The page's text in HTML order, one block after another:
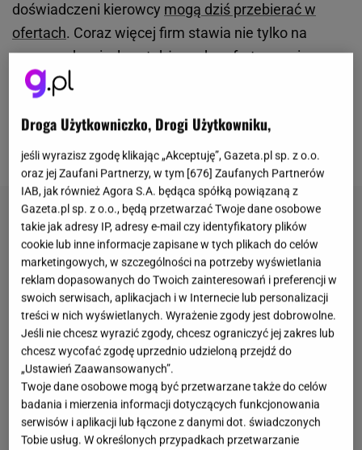
doświadczeni kierowcy mogą dziś przebierać w
ofertach. Coraz więcej firm stawia nie tylko na
wynagrodzenie, lecz także na komfort pracy i
stabilne zatrudnienie. Jedna z najnowszych ofert
może zainteresować osoby, które szukają etatu w
transporcie międzynarodowym i nie chcą spędzać
całych tygodni poza domem.
Droga Użytkowniczko, Drogi Użytkowniku,
jeśli wyrazisz zgodę klikając „Akceptuję”, Gazeta.pl sp. z o.o.
oraz jej Zaufani Partnerzy, w tym [676] Zaufanych Partnerów
IAB, jak również Agora S.A. będąca spółką powiązaną z
Gazeta.pl sp. z o.o., będą przetwarzać Twoje dane osobowe
takie jak adresy IP, adresy e-mail czy identyfikatory plików
cookie lub inne informacje zapisane w tych plikach do celów
marketingowych, w szczególności na potrzeby wyświetlania
reklam dopasowanych do Twoich zainteresowań i preferencji w
swoich serwisach, aplikacjach i w Internecie lub personalizacji
treści w nich wyświetlanych. Wyrażenie zgody jest dobrowolne.
Jeśli nie chcesz wyrazić zgody, chcesz ograniczyć jej zakres lub
chcesz wycofać zgodę uprzednio udzieloną przejdź do
„Ustawień Zaawansowanych”.
Twoje dane osobowe mogą być przetwarzane także do celów
badania i mierzenia informacji dotyczących funkcjonowania
serwisów i aplikacji lub łączone z danymi dot. świadczonych
Tobie usług. W określonych przypadkach przetwarzanie